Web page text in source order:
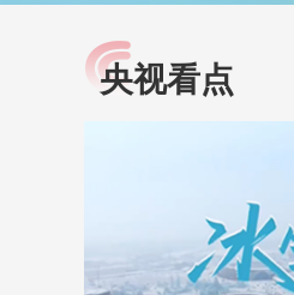
小央视频
央视网原创视频子品牌，
央视看点